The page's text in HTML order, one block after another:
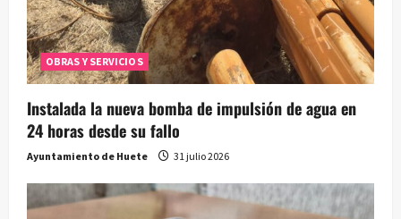
OBRAS Y SERVICIOS
Instalada la nueva bomba de impulsión de agua en
24 horas desde su fallo
Ayuntamiento de Huete 31 julio 2026